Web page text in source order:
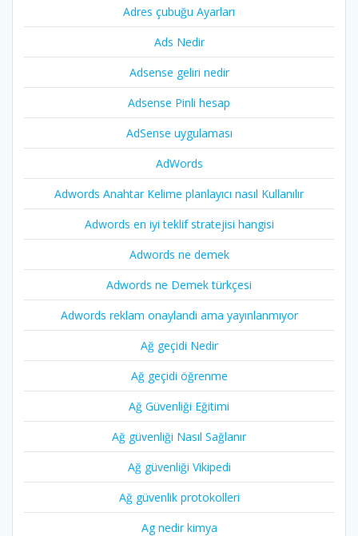
Adres çubuğu Ayarları
Ads Nedir
Adsense geliri nedir
Adsense Pinli hesap
AdSense uygulaması
AdWords
Adwords Anahtar Kelime planlayıcı nasıl Kullanılır
Adwords en iyi teklif stratejisi hangisi
Adwords ne demek
Adwords ne Demek türkçesi
Adwords reklam onaylandi ama yayınlanmıyor
Ağ geçidi Nedir
Ağ geçidi öğrenme
Ağ Güvenliği Eğitimi
Ağ güvenliği Nasıl Sağlanır
Ağ güvenliği Vikipedi
Ağ güvenlik protokolleri
Ag nedir kimya